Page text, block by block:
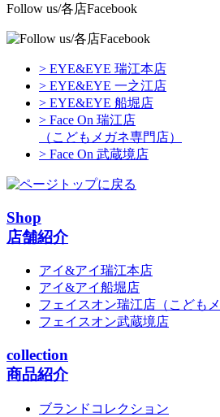
Follow us/各店Facebook
> EYE&EYE 瑞江本店
> EYE&EYE 一之江店
> EYE&EYE 船堀店
> Face On 瑞江店
（こどもメガネ専門店）
> Face On 武蔵境店
Shop
店舗紹介
アイ&アイ瑞江本店
アイ&アイ船堀店
フェイスオン瑞江店 （こども
フェイスオン武蔵境店
collection
商品紹介
ブランドコレクション